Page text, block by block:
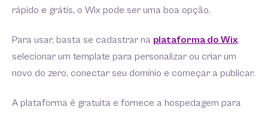
rápido e grátis, o Wix pode ser uma boa opção.
Para usar, basta se cadastrar na plataforma do Wix,
selecionar um template para personalizar ou criar um
novo do zero, conectar seu domínio e começar a publicar.
A plataforma é gratuita e fornece a hospedagem para